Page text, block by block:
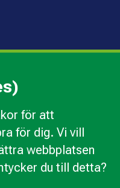
för att
för dig. Vi vill
webbplatsen
du till detta?